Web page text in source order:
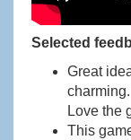
Selected
Great
Love the
This